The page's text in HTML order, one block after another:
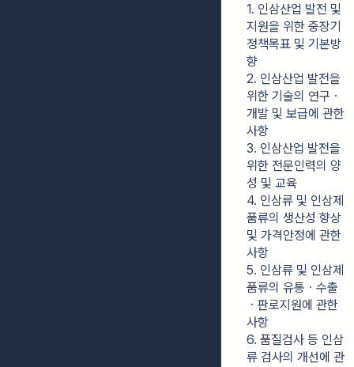
1. 인삼산업 발전 및
지원을 위한 중장기
정책목표 및 기본방
향
2. 인삼산업 발전을
위한 기술의 연구ㆍ
개발 및 보급에 관한
사항
3. 인삼산업 발전을
위한 전문인력의 양
성 및 교육
4. 인삼류 및 인삼제
품류의 생산성 향상
및 가격안정에 관한
사항
5. 인삼류 및 인삼제
품류의 유통ㆍ수출
ㆍ판로지원에 관한
사항
6. 품질검사 등 인삼
류 검사의 개선에 관